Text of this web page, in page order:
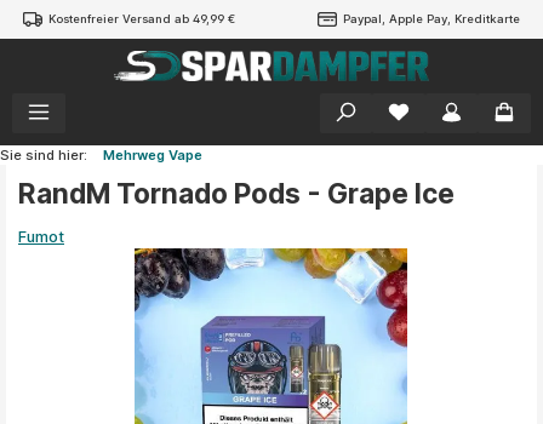
springen
Kostenfreier Versand ab 49,99 € Paypal, Apple Pay, Kreditkarte
Sie sind hier: Mehrweg Vape
RandM Tornado Pods - Grape Ice
Fumot
Bildergalerie überspringen